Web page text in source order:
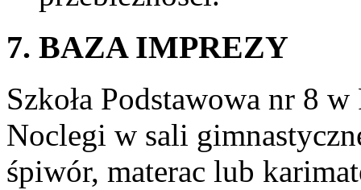
7. BAZA IMPREZY
Szkoła Podstawowa nr 8
Noclegi w sali
śpiwór, materac lub